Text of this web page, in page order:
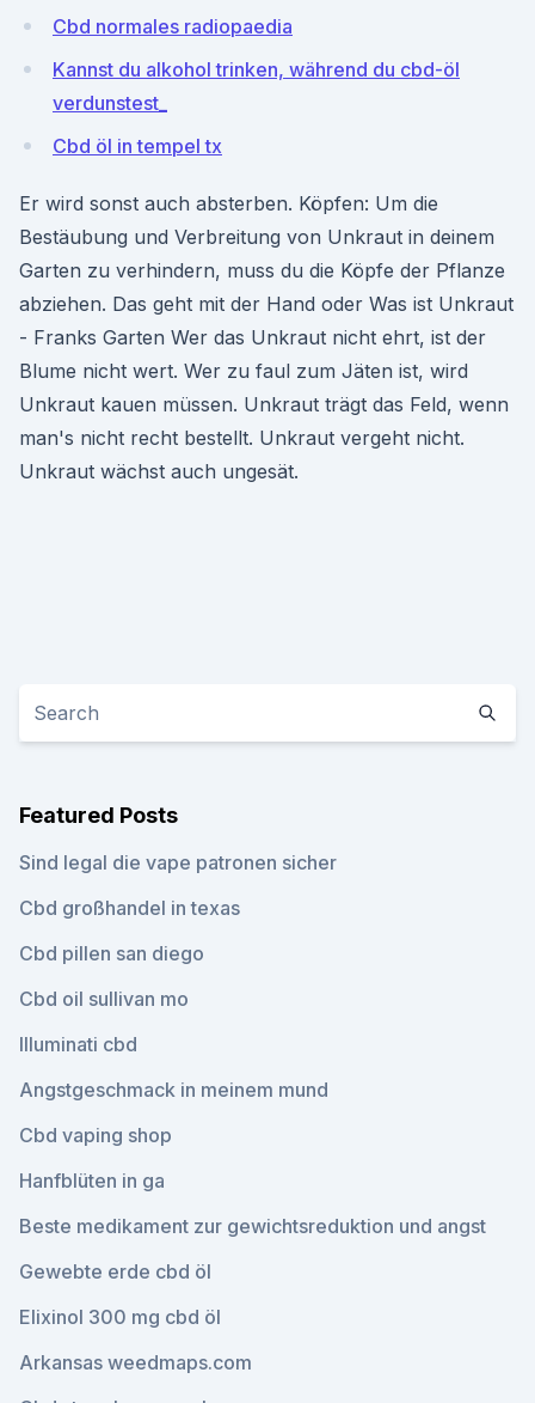
Cbd normales radiopaedia
Kannst du alkohol trinken, während du cbd-öl
verdunstest_
Cbd öl in tempel tx
Er wird sonst auch absterben. Köpfen: Um die
Bestäubung und Verbreitung von Unkraut in deinem
Garten zu verhindern, muss du die Köpfe der Pflanze
abziehen. Das geht mit der Hand oder Was ist Unkraut
- Franks Garten Wer das Unkraut nicht ehrt, ist der
Blume nicht wert. Wer zu faul zum Jäten ist, wird
Unkraut kauen müssen. Unkraut trägt das Feld, wenn
man's nicht recht bestellt. Unkraut vergeht nicht.
Unkraut wächst auch ungesät.
Featured Posts
Sind legal die vape patronen sicher
Cbd großhandel in texas
Cbd pillen san diego
Cbd oil sullivan mo
Illuminati cbd
Angstgeschmack in meinem mund
Cbd vaping shop
Hanfblüten in ga
Beste medikament zur gewichtsreduktion und angst
Gewebte erde cbd öl
Elixinol 300 mg cbd öl
Arkansas weedmaps.com